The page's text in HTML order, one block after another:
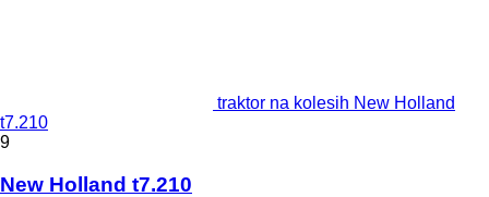
traktor na kolesih New Holland
t7.210
9
New Holland t7.210